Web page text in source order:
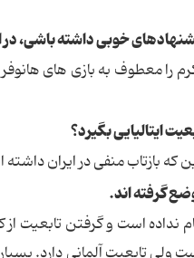
خوبی داشته باشی،
را معطوف به بازی های
ایتالیایی بگیرد؟
كه بازتاب منفی در ایران
گرفته اند.
نداده است و گرفتن